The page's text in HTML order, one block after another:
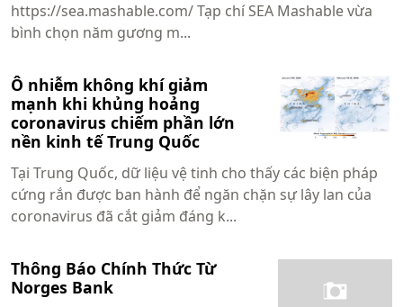
https://sea.mashable.com/ Tạp chí SEA Mashable vừa
bình chọn năm gương m...
Ô nhiễm không khí giảm
mạnh khi khủng hoảng
coronavirus chiếm phần lớn
nền kinh tế Trung Quốc
Tại Trung Quốc, dữ liệu vệ tinh cho thấy các biện pháp
cứng rắn được ban hành để ngăn chặn sự lây lan của
coronavirus đã cắt giảm đáng k...
Thông Báo Chính Thức Từ
Norges Bank